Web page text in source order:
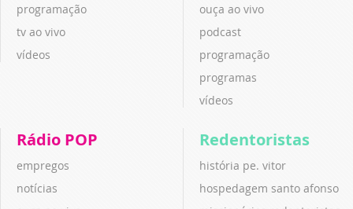
programação
tv ao vivo
vídeos
ouça ao vivo
podcast
programação
programas
vídeos
Rádio POP
empregos
notícias
Redentoristas
história pe. vitor
hospedagem santo afonso